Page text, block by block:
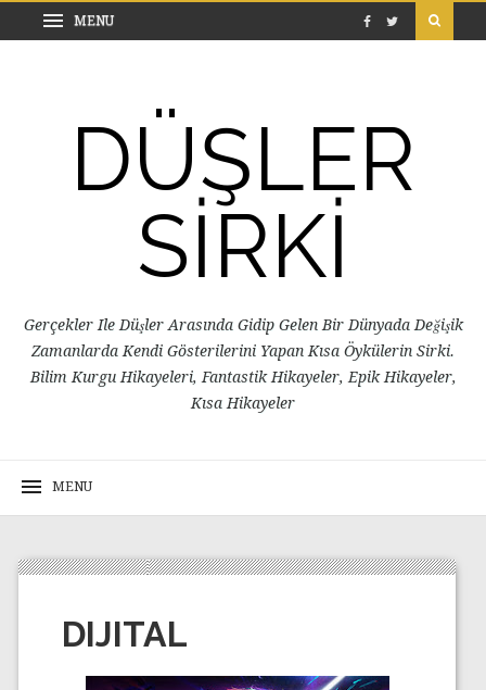
DÜŞLER
SİRKİ
Gerçekler Ile Düşler Arasında Gidip Gelen Bir Dünyada Değişik
Zamanlarda Kendi Gösterilerini Yapan Kısa Öykülerin Sirki.
Bilim Kurgu Hikayeleri, Fantastik Hikayeler, Epik Hikayeler,
Kısa Hikayeler
DIJITAL